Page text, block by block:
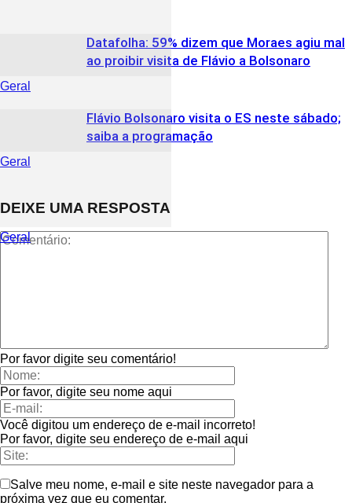
Geral
Geral
Datafolha: 59% dizem que Moraes agiu mal
ao proibir visita de Flávio a Bolsonaro
Geral
Flávio Bolsonaro visita o ES neste sábado;
saiba a programação
DEIXE UMA RESPOSTA
Por favor digite seu comentário!
Por favor, digite seu nome aqui
Você digitou um endereço de e-mail incorreto!
Por favor, digite seu endereço de e-mail aqui
Salve meu nome, e-mail e site neste navegador para a
próxima vez que eu comentar.